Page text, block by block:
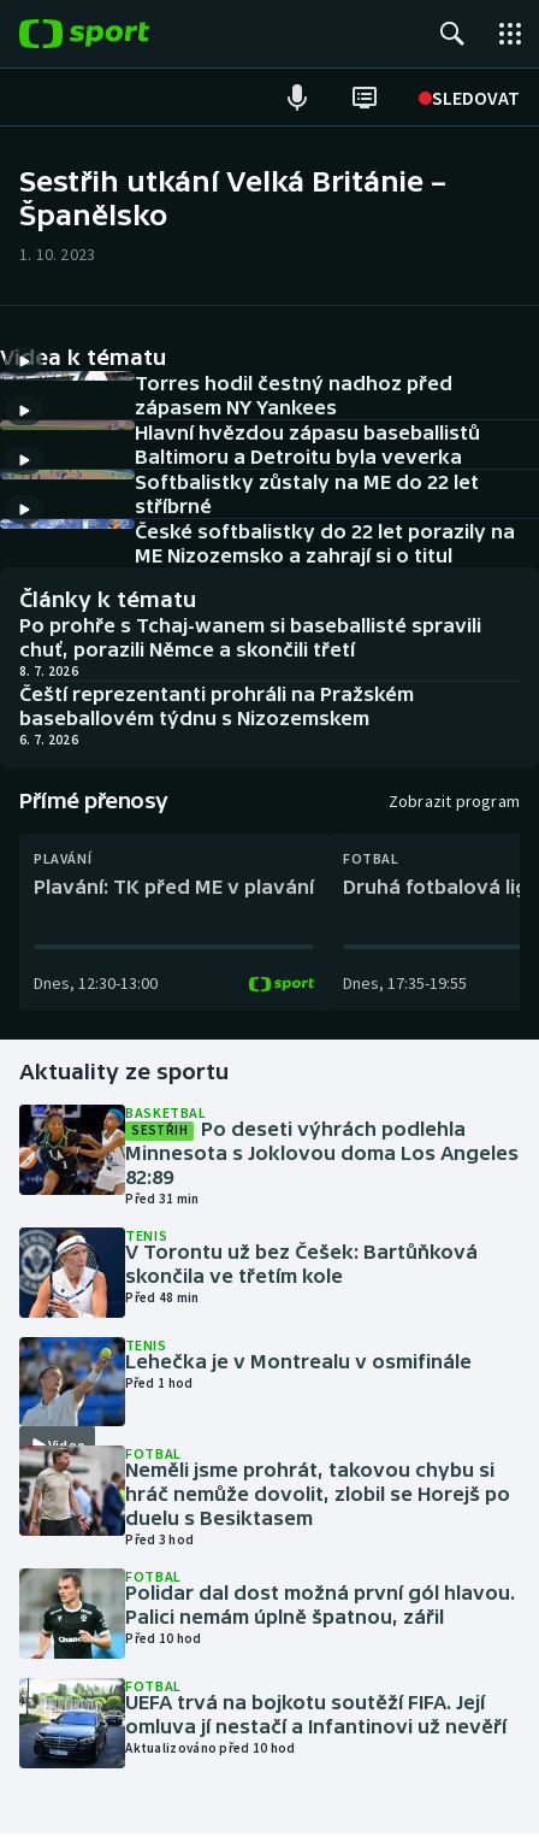
SLEDOVAT
Hokej
Cyklistika
DALŠÍ SPORTY
Americký fotbal
Baseball a softbal
Basketbal
Biatlon
Boby a skeleton
Box
Curling
Golf
Gymnastika
Házená
Jezdectví
Judo
Krasobruslení
Lezení
Lyže a snowboard
Moderní pětiboj
Motorsport
Olympijské hry
Parasport
Plavání
NEPŘEHLÉDNĚTE
Historické návraty
Aplikace ČT sport
AZ kvíz
Sestřih utkání Velká Británie –
Španělsko
1. 10. 2023
Videa k tématu
Torres hodil čestný nadhoz před
zápasem NY Yankees
Hlavní hvězdou zápasu baseballistů
Baltimoru a Detroitu byla veverka
Softbalistky zůstaly na ME do 22 let
stříbrné
České softbalistky do 22 let porazily na
ME Nizozemsko a zahrají si o titul
Články k tématu
Po prohře s Tchaj-wanem si baseballisté spravili
chuť, porazili Němce a skončili třetí
8. 7. 2026
Čeští reprezentanti prohráli na Pražském
baseballovém týdnu s Nizozemskem
6. 7. 2026
Přímé přenosy Zobrazit program
PLAVÁNÍ
Plavání: TK před ME v plavání
Dnes, 12:30-13:00
FOTBAL
Druhá fotbalová
Dnes, 17:35-19:55
Aktuality ze sportu
BASKETBAL
SESTŘIH
Po deseti výhrách podlehla
Minnesota s Joklovou doma Los Angeles
82:89
Před 31 min
TENIS
V Torontu už bez Češek: Bartůňková
skončila ve třetím kole
Před 48 min
Video
TENIS
Lehečka je v Montrealu v osmifinále
Před 1 hod
FOTBAL
Neměli jsme prohrát, takovou chybu si
hráč nemůže dovolit, zlobil se Horejš po
duelu s Besiktasem
Před 3 hod
FOTBAL
Polidar dal dost možná první gól hlavou.
Palici nemám úplně špatnou, zářil
Před 10 hod
FOTBAL
UEFA trvá na bojkotu soutěží FIFA. Její
omluva jí nestačí a Infantinovi už nevěří
Aktualizováno před 10 hod